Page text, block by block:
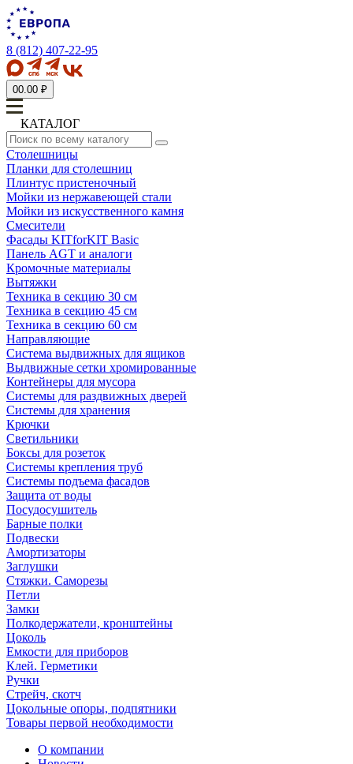
8 (812) 407-22-95
00.00 ₽
КАТАЛОГ
Столешницы
Планки для столешниц
Плинтус пристеночный
Мойки из нержавеющей стали
Мойки из искусственного камня
Смесители
Фасады KITforKIT Basic
Панель AGT и аналоги
Кромочные материалы
Вытяжки
Техника в секцию 30 см
Техника в секцию 45 см
Техника в секцию 60 см
Направляющие
Система выдвижных для ящиков
Выдвижные сетки хромированные
Контейнеры для мусора
Системы для раздвижных дверей
Системы для хранения
Крючки
Светильники
Боксы для розеток
Системы крепления труб
Системы подъема фасадов
Защита от воды
Посудосушитель
Барные полки
Подвески
Амортизаторы
Заглушки
Стяжки. Саморезы
Петли
Замки
Полкодержатели, кронштейны
Цоколь
Емкости для приборов
Клей. Герметики
Ручки
Стрейч, скотч
Цокольные опоры, подпятники
Товары первой необходимости
О компании